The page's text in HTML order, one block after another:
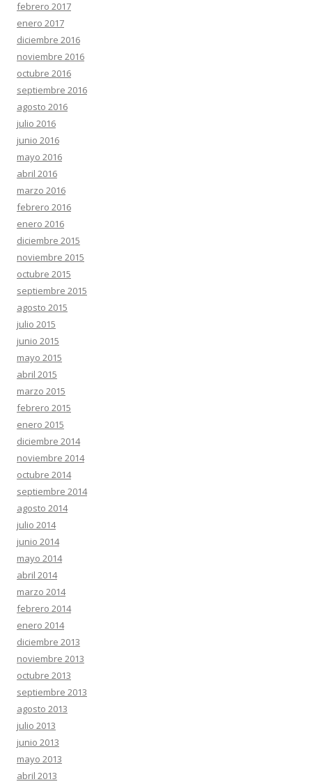
febrero 2017
enero 2017
diciembre 2016
noviembre 2016
octubre 2016
septiembre 2016
agosto 2016
julio 2016
junio 2016
mayo 2016
abril 2016
marzo 2016
febrero 2016
enero 2016
diciembre 2015
noviembre 2015
octubre 2015
septiembre 2015
agosto 2015
julio 2015
junio 2015
mayo 2015
abril 2015
marzo 2015
febrero 2015
enero 2015
diciembre 2014
noviembre 2014
octubre 2014
septiembre 2014
agosto 2014
julio 2014
junio 2014
mayo 2014
abril 2014
marzo 2014
febrero 2014
enero 2014
diciembre 2013
noviembre 2013
octubre 2013
septiembre 2013
agosto 2013
julio 2013
junio 2013
mayo 2013
abril 2013